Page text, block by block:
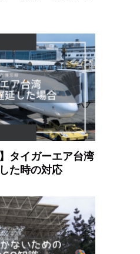
タイガーエア台湾
た時の対応